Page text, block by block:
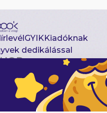
GYIKKiadóknak
dedikálással
Csomagajánlatok
Akciósak
Előjegyezhetők
Újdonságok